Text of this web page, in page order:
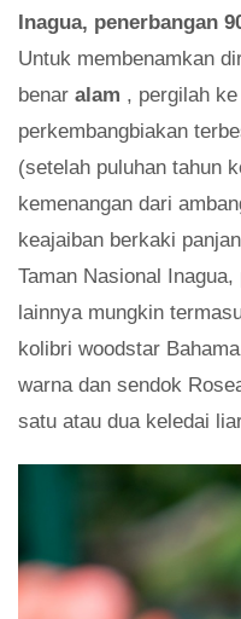
Inagua, penerbangan
Untuk membenamkan
benar alam , pergilah
perkembangbiakan
(setelah puluhan tahun
kemenangan dari
keajaiban berkaki
Taman Nasional
lainnya mungkin
kolibri woodstar
warna dan sendok
satu atau dua keledai